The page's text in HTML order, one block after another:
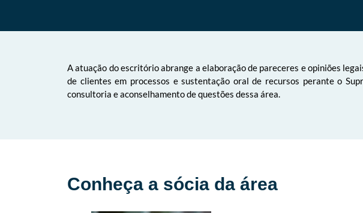
A atuação do escritório abrange a elaboração de pareceres e opiniões
de clientes em processos e sustentação oral de recursos perante o
consultoria e aconselhamento de questões dessa área.
Conheça a sócia da área